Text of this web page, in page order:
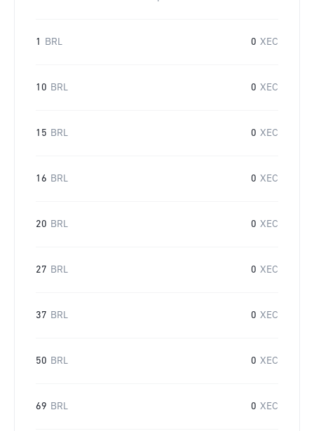
1 BRL 0 XEC
10 BRL 0 XEC
15 BRL 0 XEC
16 BRL 0 XEC
20 BRL 0 XEC
27 BRL 0 XEC
37 BRL 0 XEC
50 BRL 0 XEC
69 BRL 0 XEC